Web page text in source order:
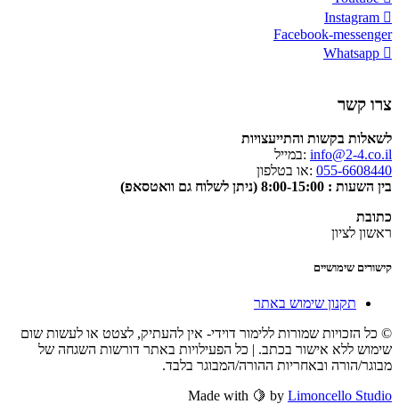
Instagram
Facebook-messenger
Whatsapp
צרו קשר
לשאלות בקשות והתייעצויות
info@2-4.co.il :במייל
055-6608440 :או בטלפון
בין השעות : 8:00-15:00 (ניתן לשלוח גם וואטסאפ)
כתובת
ראשון לציון
קישורים שימושיים
תקנון שימוש באתר
© כל הזכויות שמורות ללימור דוידי- אין להעתיק, לצטט או לעשות שום
שימוש ללא אישור בכתב. | כל הפעילויות באתר דורשות השגחה של
מבוגר/הורה ובאחריות ההורה/המבוגר בלבד.
Made with 🍋 by Limoncello Studio